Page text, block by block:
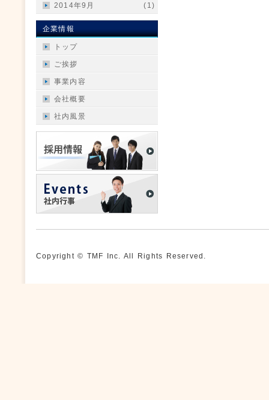
2014年9月 (1)
企業情報
トップ
ご挨拶
事業内容
会社概要
社内風景
Copyright © TMF Inc. All Rights Reserved.